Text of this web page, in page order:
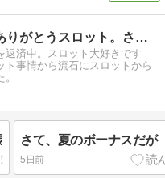
借金返済ブログ ありがとうスロット。さようならスロット
返済中。スロット大好きです
ト事情から流石にスロットから
さて、夏のボーナスだが
5日前